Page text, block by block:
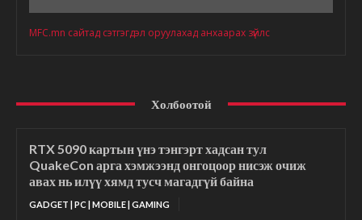
MFC.mn сайтад сэтгэгдэл оруулахад анхаарах зүйлс
Холбоотой
RTX 5090 картын үнэ тэнгэрт хадсан тул
QuakeCon арга хэмжээнд онгоцоор нисэж очиж
авах нь илүү хямд тусч магадгүй байна
GADGET | PC | MOBILE | GAMING